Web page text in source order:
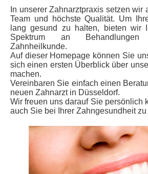
In unserer Zahnarztpraxis setzen wir
Team und höchste Qualität. Um
lang gesund zu halten, bieten wir
Spektrum an
Zahnheilkunde.
Auf dieser Homepage können Sie
sich einen ersten Überblick über
machen.
Vereinbaren Sie einfach einen
neuen Zahnarzt in Düsseldorf.
Wir freuen uns darauf Sie persönlich
auch Sie bei Ihrer Zahngesundheit zu